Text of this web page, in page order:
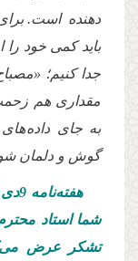
دهنده است.
باید کمی خود را
جدا کنیم؛
مقداری هم
به جای داده
گوش و دلمان
شما استاد
تشکر عرض